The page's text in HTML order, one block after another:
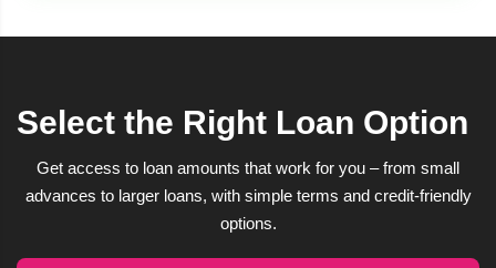
Select the Right Loan Option
Get access to loan amounts that work for you – from small
advances to larger loans, with simple terms and credit-friendly
options.